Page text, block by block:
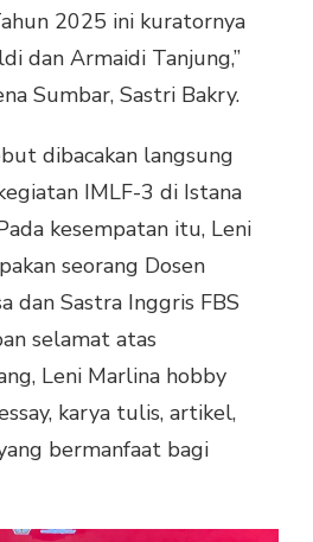
2025 ini kuratornya
dan Armaidi Tanjung,”
Sumbar, Sastri Bakry.
dibacakan langsung
IMLF-3 di Istana
kesempatan itu, Leni
seorang Dosen
dan Sastra Inggris FBS
selamat atas
Leni Marlina hobby
karya tulis, artikel,
bermanfaat bagi